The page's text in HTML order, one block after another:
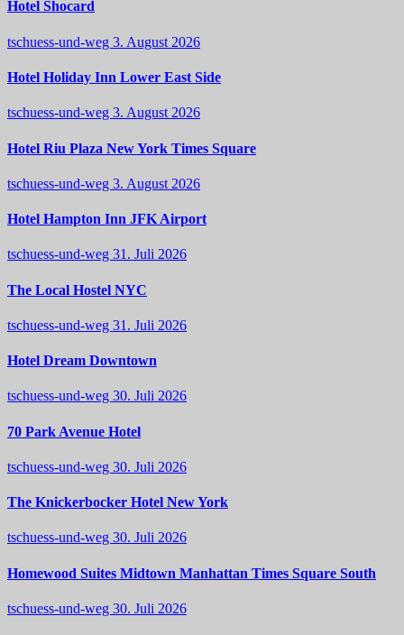
Hotel Shocard
tschuess-und-weg 3. August 2026
Hotel Holiday Inn Lower East Side
tschuess-und-weg 3. August 2026
Hotel Riu Plaza New York Times Square
tschuess-und-weg 3. August 2026
Hotel Hampton Inn JFK Airport
tschuess-und-weg 31. Juli 2026
The Local Hostel NYC
tschuess-und-weg 31. Juli 2026
Hotel Dream Downtown
tschuess-und-weg 30. Juli 2026
70 Park Avenue Hotel
tschuess-und-weg 30. Juli 2026
The Knickerbocker Hotel New York
tschuess-und-weg 30. Juli 2026
Homewood Suites Midtown Manhattan Times Square South
tschuess-und-weg 30. Juli 2026